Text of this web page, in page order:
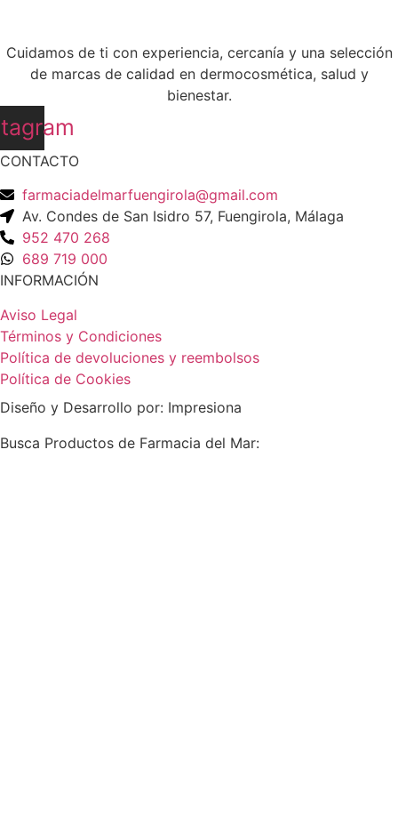
Cuidamos de ti con experiencia, cercanía y una selección
de marcas de calidad en dermocosmética, salud y
bienestar.
CONTACTO
farmaciadelmarfuengirola@gmail.com
Av. Condes de San Isidro 57, Fuengirola, Málaga
952 470 268
689 719 000
INFORMACIÓN
Aviso Legal
Términos y Condiciones
Política de devoluciones y reembolsos
Política de Cookies
Diseño y Desarrollo por: Impresiona​
Busca Productos de Farmacia del Mar: